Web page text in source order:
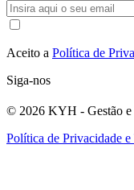
Aceito a Política de
Siga-nos
© 2026 KYH - Gestão
Política de Privacidade